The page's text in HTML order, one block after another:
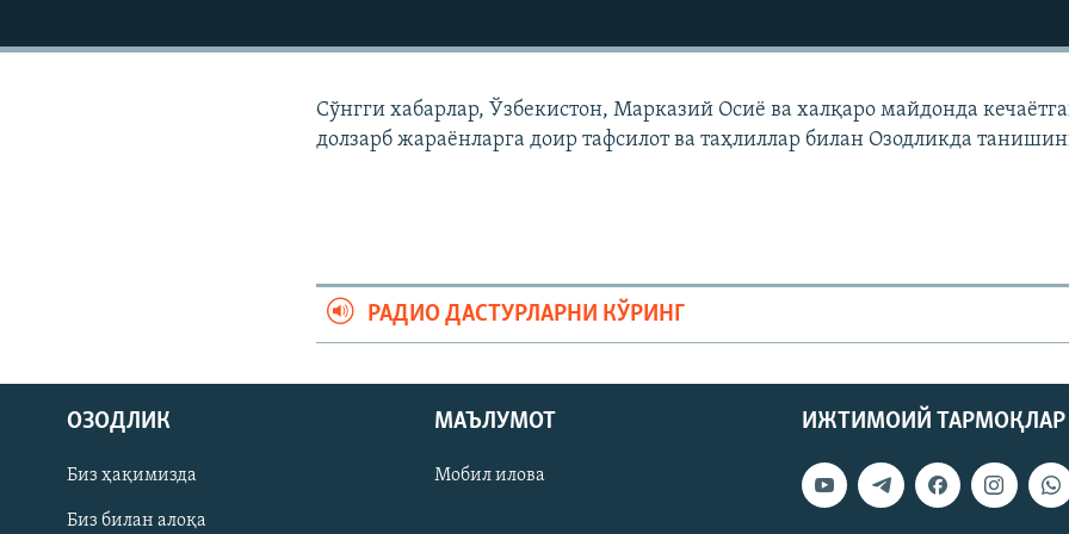
На русском
ИЖТИМОИЙ ТАРМОҚЛАР
Сўнгги хабарлар, Ўзбекистон, Марказий Осиë ва халқаро майдонда
долзарб жараëнларга доир тафсилот ва таҳлиллар билан Озодликда
РАДИО ДАСТУРЛАРНИ КЎРИНГ
ИЖТИМОИЙ ТАРМОҚЛАР
ОЗОДЛИК
Биз ҳақимизда
Биз билан алоқа
МАЪЛУМОТ
Мобил илова